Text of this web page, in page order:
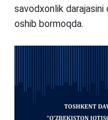
savodxonlik
oshib bormoqda.